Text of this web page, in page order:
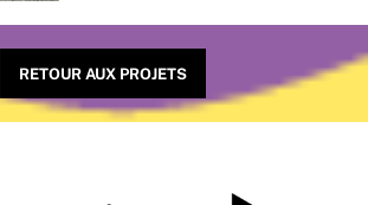
RETOUR AUX PROJETS